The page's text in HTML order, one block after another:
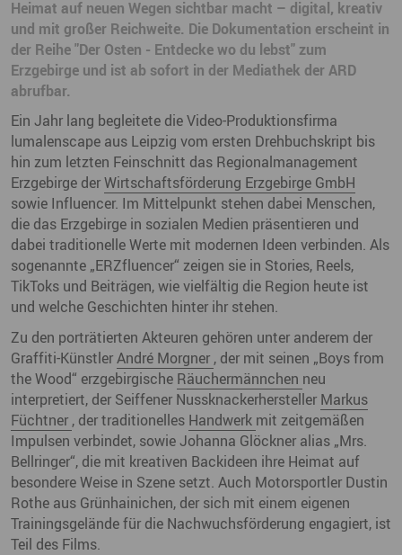
Heimat auf neuen Wegen sichtbar macht – digital, kreativ
und mit großer Reichweite. Die Dokumentation erscheint in
der Reihe "Der Osten - Entdecke wo du lebst" zum
Erzgebirge und ist ab sofort in der Mediathek der ARD
abrufbar.
Ein Jahr lang begleitete die Video-Produktionsfirma
lumalenscape aus Leipzig vom ersten Drehbuchskript bis
hin zum letzten Feinschnitt das Regionalmanagement
Erzgebirge derWirtschaftsförderung Erzgebirge GmbH
sowie Influencer. Im Mittelpunkt stehen dabei Menschen,
die das Erzgebirge in sozialen Medien präsentieren und
dabei traditionelle Werte mit modernen Ideen verbinden. Als
sogenannte „ERZfluencer“ zeigen sie in Stories, Reels,
TikToks und Beiträgen, wie vielfältig die Region heute ist
und welche Geschichten hinter ihr stehen.
Zu den porträtierten Akteuren gehören unter anderem der
Graffiti-KünstlerAndré Morgner , der mit seinen „Boys from
the Wood“ erzgebirgische Räuchermännchen neu
interpretiert, der Seiffener Nussknackerhersteller Markus
Füchtner , der traditionelles Handwerk mit zeitgemäßen
Impulsen verbindet, sowie Johanna Glöckner alias „Mrs.
Bellringer“, die mit kreativen Backideen ihre Heimat auf
besondere Weise in Szene setzt. Auch Motorsportler Dustin
Rothe aus Grünhainichen, der sich mit einem eigenen
Trainingsgelände für die Nachwuchsförderung engagiert, ist
Teil des Films.